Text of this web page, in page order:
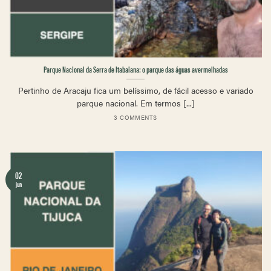
Parque Nacional da Serra de Itabaiana: o parque das águas avermelhadas
Pertinho de Aracaju fica um belíssimo, de fácil acesso e variado
parque nacional. Em termos [...]
3 COMMENTS
02
jun